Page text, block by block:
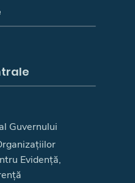
Guvernului
Evidență,